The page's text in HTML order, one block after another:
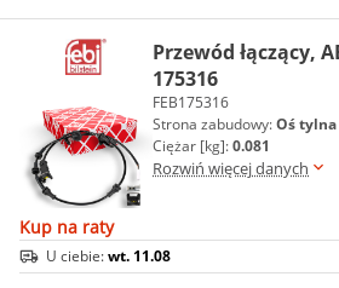
Przewód łączący,
175316
FEB175316
Strona zabudowy:Oś
Ciężar [kg]:0.081
Rozwiń więcej danych
Kup na raty
U ciebie:wt. 11.08